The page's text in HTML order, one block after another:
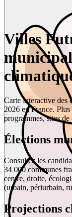
Villes
Carte interactive des
2026 en France.
programmes, sites
Élections
Consultez les
34 000 communes
centre, droite,
(urbain, périurbain,
Projections